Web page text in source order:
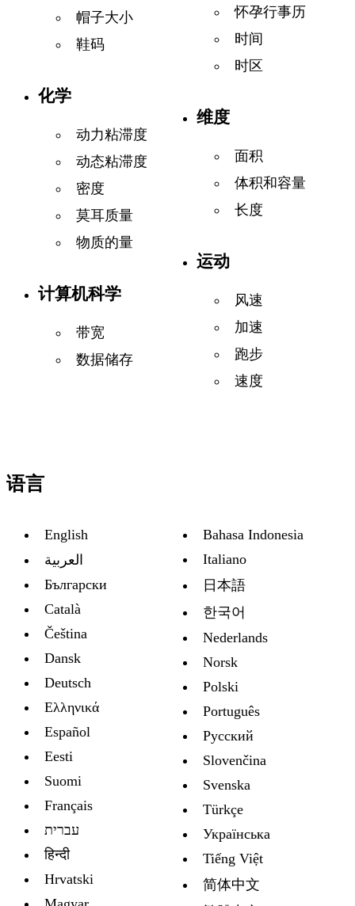
帽子大小
鞋码
化学
动力粘滞度
动态粘滞度
密度
莫耳质量
物质的量
计算机科学
带宽
数据储存
怀孕行事历
时间
时区
维度
面积
体积和容量
长度
运动
风速
加速
跑步
速度
语言
English
العربية
Български
Català
Čeština
Dansk
Deutsch
Ελληνικά
Español
Eesti
Suomi
Français
עברית
हिन्दी
Hrvatski
Bahasa Indonesia
Italiano
日本語
한국어
Nederlands
Norsk
Polski
Português
Русский
Slovenčina
Svenska
Türkçe
Украïнська
Tiếng Việt
简体中文